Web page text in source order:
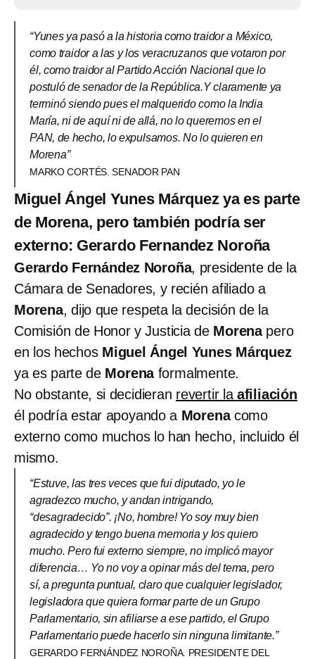
“Yunes ya pasó a la historia como traidor a México,
como traidor a las y los veracruzanos que votaron por
él, como traidor al Partido Acción Nacional que lo
postuló de senador de la República.Y claramente ya
terminó siendo pues el malquerido como la India
María, ni de aquí ni de allá, no lo queremos en el
PAN, de hecho, lo expulsamos. No lo quieren en
Morena”
MARKO CORTÉS. SENADOR PAN
Miguel Ángel Yunes Márquez ya es parte
de Morena, pero también podría ser
externo: Gerardo Fernandez Noroña
Gerardo Fernández Noroña, presidente de la
Cámara de Senadores, y recién afiliado a
Morena, dijo que respeta la decisión de la
Comisión de Honor y Justicia de Morenapero
en los hechos Miguel Ángel Yunes Márquez
ya es parte de Morenaformalmente.
No obstante, si decidieran revertir la afiliación
él podría estar apoyando a Morenacomo
externo como muchos lo han hecho, incluido él
mismo.
“Estuve, las tres veces que fui diputado, yo le
agradezco mucho, y andan intrigando,
“desagradecido”. ¡No, hombre! Yo soy muy bien
agradecido y tengo buena memoria y los quiero
mucho. Pero fui externo siempre, no implicó mayor
diferencia… Yo no voy a opinar más del tema, pero
sí, a pregunta puntual, claro que cualquier legislador,
legisladora que quiera formar parte de un Grupo
Parlamentario, sin afiliarse a ese partido, el Grupo
Parlamentario puede hacerlo sin ninguna limitante.”
GERARDO FERNÁNDEZ NOROÑA. PRESIDENTE DEL